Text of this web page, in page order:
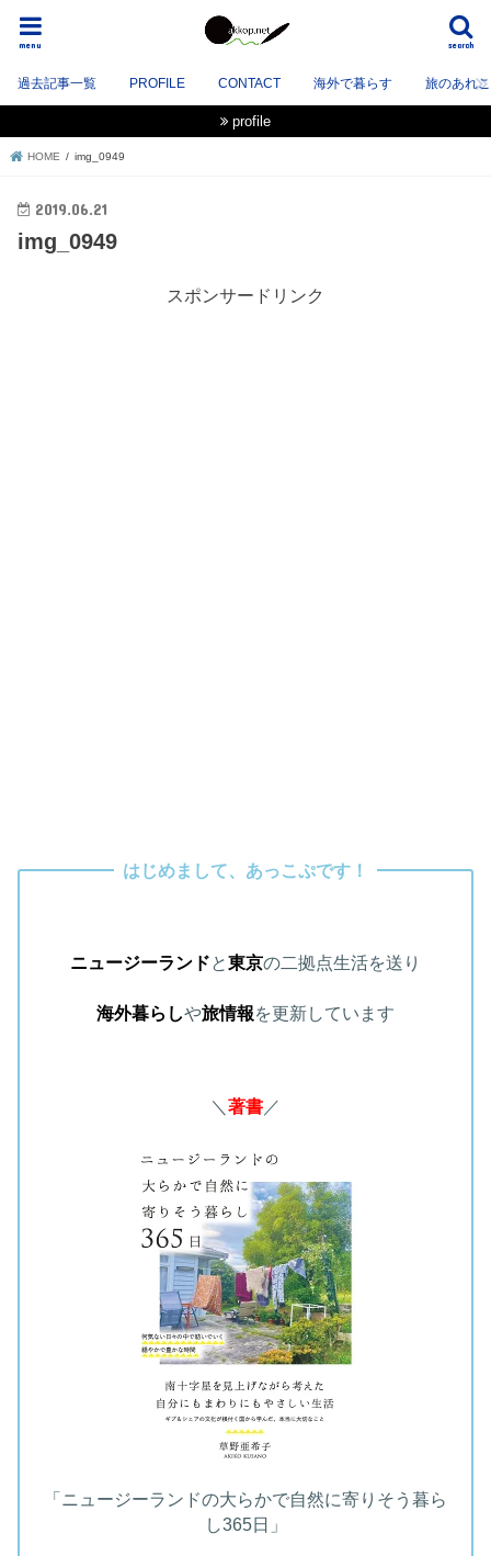
search
menu
過去記事一覧 PROFILE CONTACT 海外で暮らす 旅のあれ
profile
HOME img_0949
2019.06.21
img_0949
スポンサードリンク
はじめまして、あっこぷです！
ニュージーランドと東京の二拠点生活を送り
海外暮らしや旅情報を更新しています
＼ 著書 ／
「ニュージーランドの大らかで自然に寄りそう暮ら
し365日」